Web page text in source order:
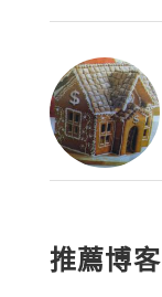
推薦博客